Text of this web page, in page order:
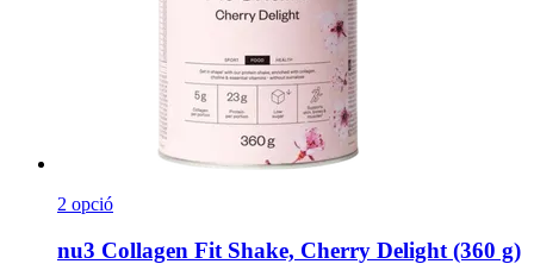
2 opció
nu3 Collagen Fit Shake, Cherry Delight (360 g)